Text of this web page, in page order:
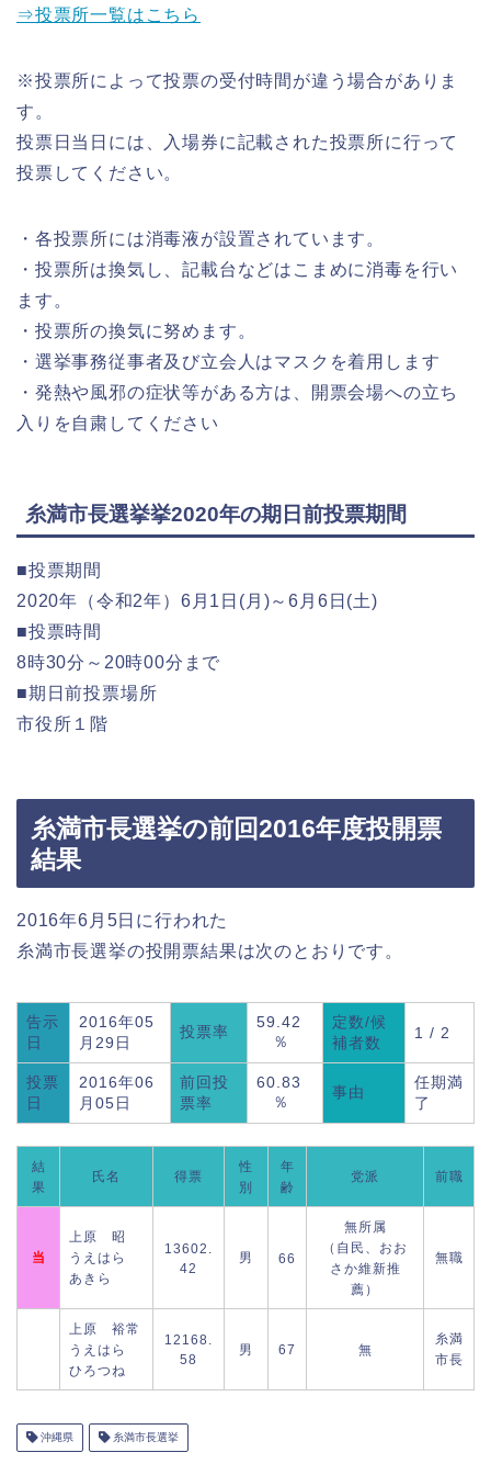
⇒投票所一覧はこちら
※投票所によって投票の受付時間が違う場合がありま
す。
投票日当日には、入場券に記載された投票所に行って
投票してください。
・各投票所には消毒液が設置されています。
・投票所は換気し、記載台などはこまめに消毒を行い
ます。
・投票所の換気に努めます。
・選挙事務従事者及び立会人はマスクを着用します
・発熱や風邪の症状等がある方は、開票会場への立ち
入りを自粛してください
糸満市長選挙挙2020年の期日前投票期間
■投票期間
2020年（令和2年）6月1日(月)～6月6日(土)
■投票時間
8時30分～20時00分まで
■期日前投票場所
市役所１階
糸満市長選挙の前回2016年度投開票
結果
2016年6月5日に行われた
糸満市長選挙の投開票結果は次のとおりです。
告示
日
2016年05
月29日
投票率
59.42
％
定数/候
補者数
1 / 2
投票
日
2016年06
月05日
前回投
票率
60.83
％
事由
任期満
了
結
果
氏名 得票
性
別
年
齢
党派 前職
当
上原 昭
うえはら
あきら
13602.
42
男 66
無所属
（自民、おお
さか維新推
薦）
無職
上原 裕常
うえはら
ひろつね
12168.
58
男 67 無
糸満
市長
沖縄県 糸満市長選挙